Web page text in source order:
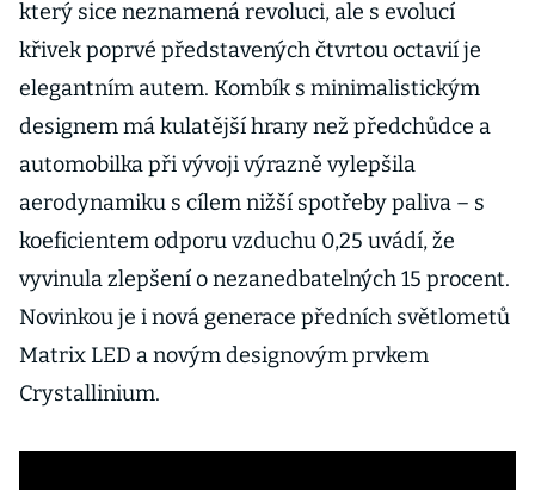
který sice neznamená revoluci, ale s evolucí
křivek poprvé představených čtvrtou octavií je
elegantním autem. Kombík s minimalistickým
designem má kulatější hrany než předchůdce a
automobilka při vývoji výrazně vylepšila
aerodynamiku s cílem nižší spotřeby paliva – s
koeficientem odporu vzduchu 0,25 uvádí, že
vyvinula zlepšení o nezanedbatelných 15 procent.
Novinkou je i nová generace předních světlometů
Matrix LED a novým designovým prvkem
Crystallinium.